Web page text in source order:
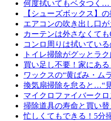
何度拭いてもベタつく…
【シューズボックス】
エアコンの吹き出し口
カーテンは外さなくて
コンロ周りは拭いてい
トイレ掃除がグッとラ
買い足し不要！家にあ
ワックスの“黄ばみ・ム
換気扇掃除を怠ると…“
マイクロファイバーク
掃除道具の寿命と買い
忙しくてもできる！5分